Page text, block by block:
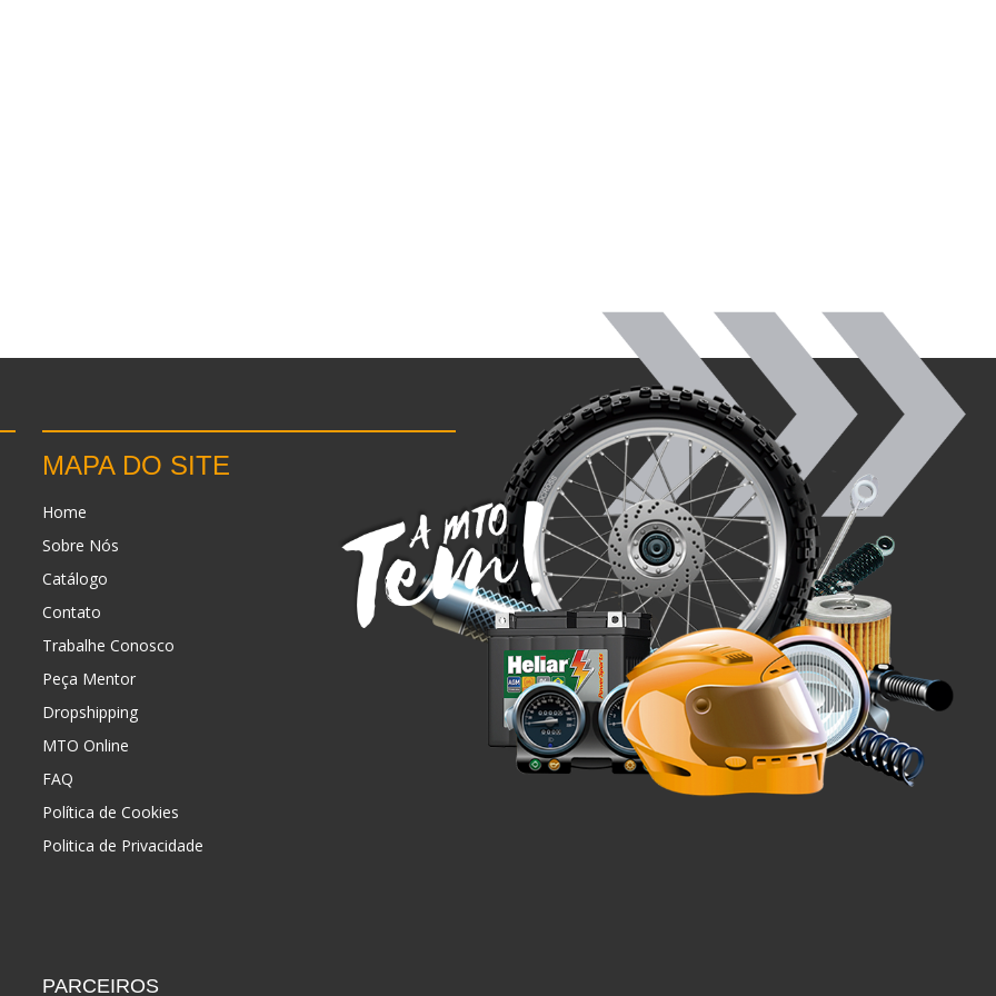
MAPA DO SITE
Home
Sobre Nós
Catálogo
Contato
Trabalhe Conosco
Peça Mentor
Dropshipping
MTO Online
FAQ
Política de Cookies
Politica de Privacidade
PARCEIROS